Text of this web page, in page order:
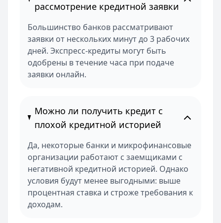
рассмотрение кредитной заявки
Большинство банков рассматривают
заявки от нескольких минут до 3 рабочих
дней. Экспресс-кредиты могут быть
одобрены в течение часа при подаче
заявки онлайн.
Можно ли получить кредит с
плохой кредитной историей
Да, некоторые банки и микрофинансовые
организации работают с заемщиками с
негативной кредитной историей. Однако
условия будут менее выгодными: выше
процентная ставка и строже требования к
доходам.